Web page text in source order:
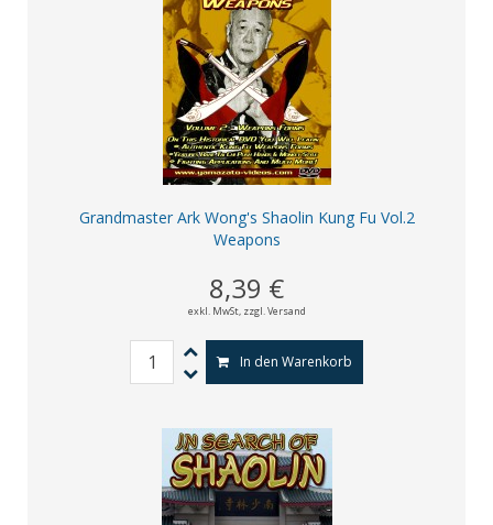
Grandmaster Ark Wong's Shaolin Kung Fu Vol.2
Weapons
8,39 €
exkl. MwSt, zzgl. Versand
In den Warenkorb